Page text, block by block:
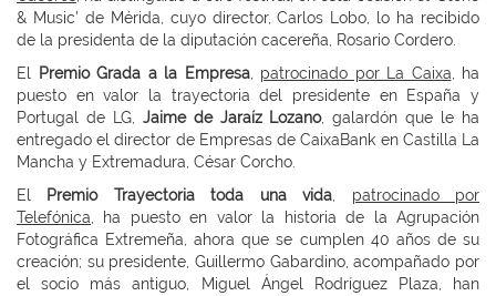
& Music’ de Mérida, cuyo director, Carlos Lobo, lo ha recibido
de la presidenta de la diputación cacereña, Rosario Cordero.
El
Premio Grada a la Empresa, patrocinado por La Caixa , ha
puesto en valor la trayectoria del presidente en España y
Portugal de LG, Jaime de Jaraíz Lozano, galardón que le ha
entregado el director de Empresas de CaixaBank en Castilla La
Mancha y Extremadura, César Corcho.
El Premio Trayectoria toda una vida
patrocinado por
Telefónica , ha puesto en valor la historia de la Agrupación
Fotográfica Extremeña, ahora que se cumplen 40 años de su
creación; su presidente, Guillermo Gabardino, acompañado por
el socio más antiguo, Miguel Ángel Rodríguez Plaza, han